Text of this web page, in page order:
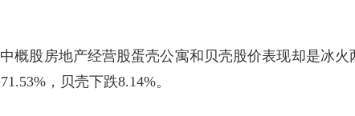
概股房地产经营股蛋壳公寓和贝壳股价表现却是冰火
，贝壳下跌8.14%。